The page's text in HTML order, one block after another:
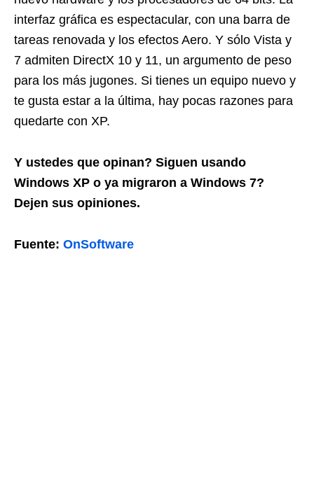
interfaz gráfica es espectacular, con una barra de
tareas renovada y los efectos Aero. Y sólo Vista y
7 admiten DirectX 10 y 11, un argumento de peso
para los más jugones. Si tienes un equipo nuevo y
te gusta estar a la última, hay pocas razones para
quedarte con XP.
Y ustedes que opinan? Siguen usando
Windows XP o ya migraron a Windows 7?
Dejen sus opiniones.
Fuente: OnSoftware